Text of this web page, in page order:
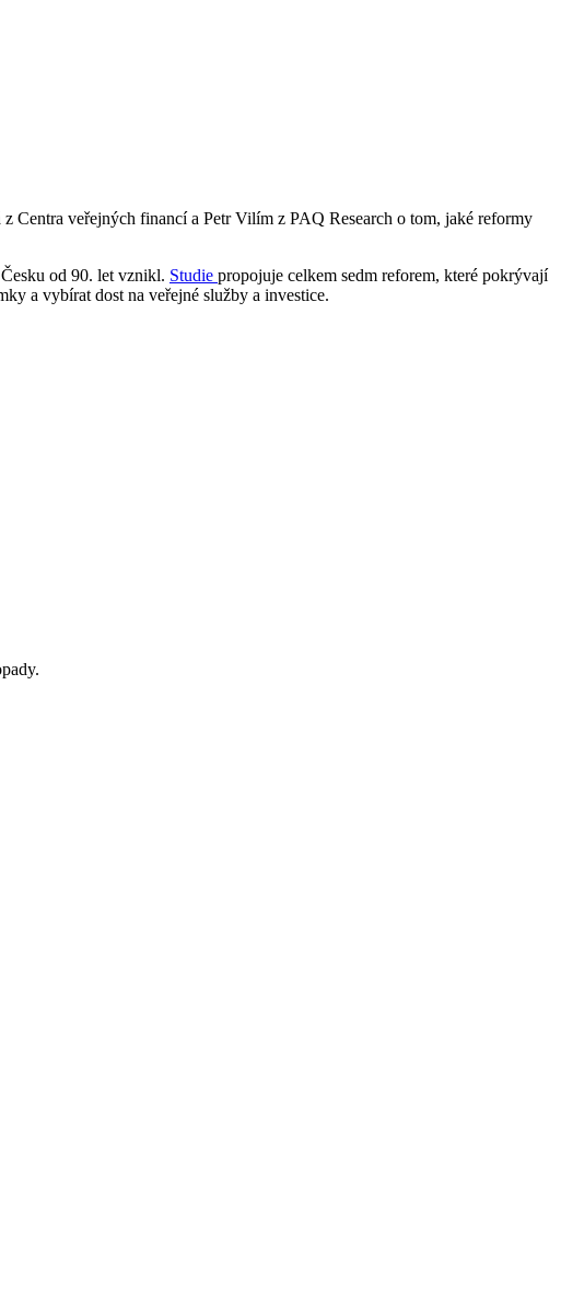
veřejných financí a Petr Vilím z PAQ Research o tom, jaké reformy
od 90. let vznikl. Studie propojuje celkem sedm reforem, které pokrývají
a vybírat dost na veřejné služby a investice.